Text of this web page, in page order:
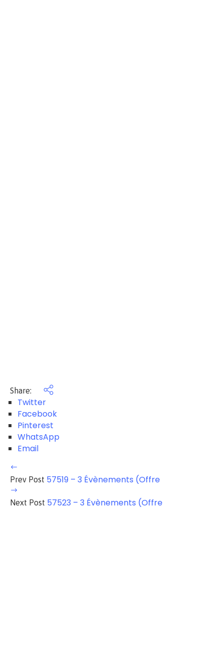
Share:
Twitter
Facebook
Pinterest
WhatsApp
Email
Prev Post 57519 – 3 Évènements (Offre
Next Post 57523 – 3 Évènements (Offre